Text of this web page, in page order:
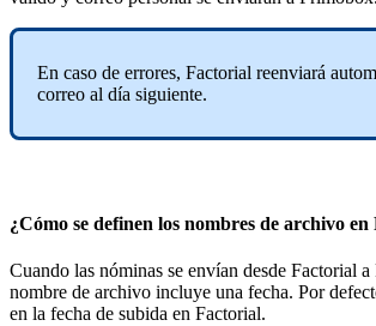
En caso de errores, Factorial reenviará autom
correo al día siguiente.
¿Cómo se definen los nombres de archivo en
Cuando las nóminas se envían desde Factorial a
nombre de archivo incluye una fecha. Por
en la fecha de subida en Factorial.